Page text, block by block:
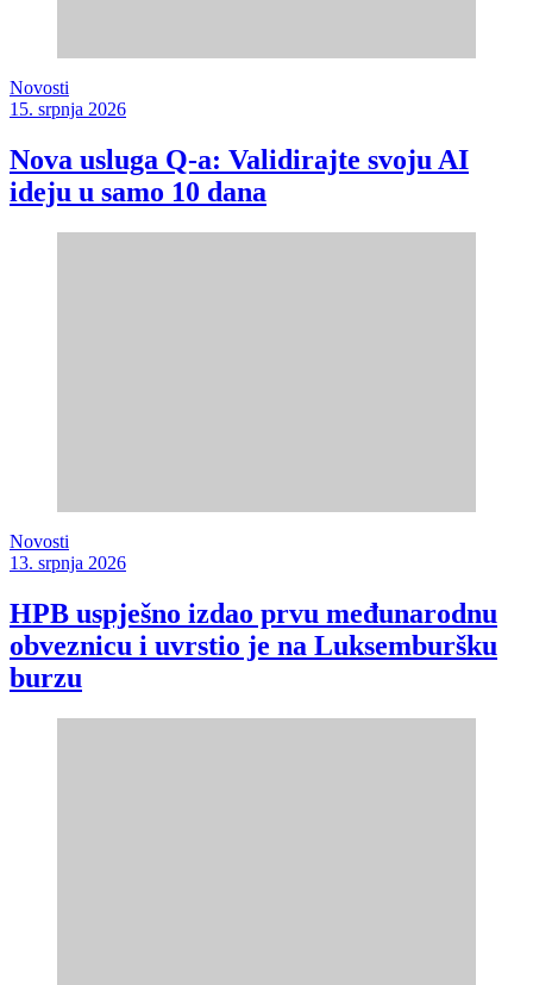
Novosti
15. srpnja 2026
Nova usluga Q-a: Validirajte svoju AI
ideju u samo 10 dana
Novosti
13. srpnja 2026
HPB uspješno izdao prvu međunarodnu
obveznicu i uvrstio je na Luksemburšku
burzu